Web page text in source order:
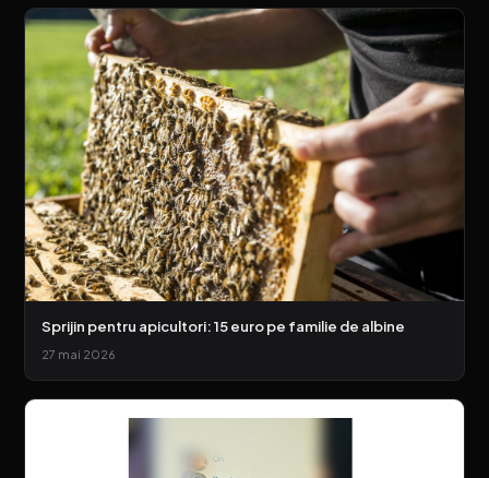
Sprijin pentru apicultori: 15 euro pe familie de albine
27 mai 2026